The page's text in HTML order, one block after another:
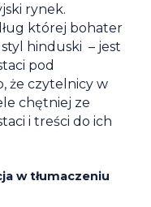
rynek.
której bohater
hinduski – jest
pod
że czytelnicy w
chętniej ze
i treści do ich
w tłumaczeniu